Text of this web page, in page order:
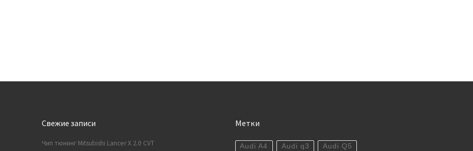
Свежие записи
Чип тюнинг Mitsubishi Lancer X 2.0 CVT
Метки
Audi A4 Audi q3 Audi Q5